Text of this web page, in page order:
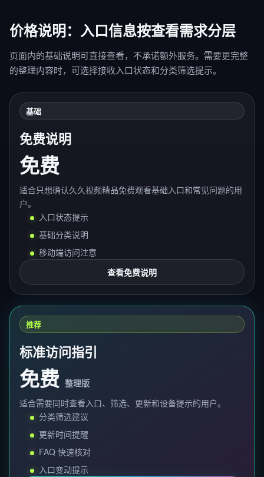
价格说明：入口信息按查看需求分层
页面内的基础说明可直接查看，不承诺额外服务。需要更完整
的整理内容时，可选择接收入口状态和分类筛选提示。
基础
免费说明
免费
适合只想确认久久视频精品免费观看基础入口和常见问题的用
户。
入口状态提示
基础分类说明
移动端访问注意
查看免费说明
推荐
标准访问指引
免费 整理版
适合需要同时查看入口、筛选、更新和设备提示的用户。
分类筛选建议
更新时间提醒
FAQ 快速核对
入口变动提示